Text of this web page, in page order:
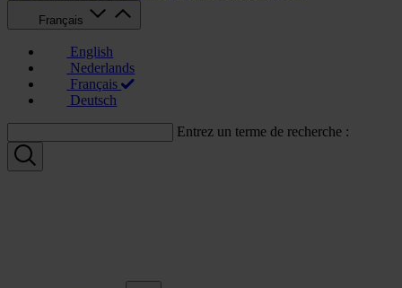
Français
English
Nederlands
Français
Deutsch
Entrez un terme de recherche :